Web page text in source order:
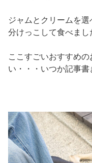
ジャムとクリームを
分けっこして食べまし
ここすごいおすすめ
い・・・いつか記事書